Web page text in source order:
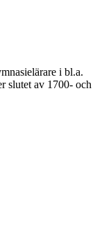
i bl.a.
slutet av 1700- och